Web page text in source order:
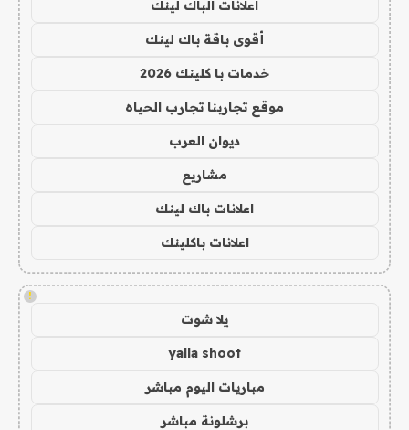
اعلانات الباك لينك
أقوى باقة باك لينك
خدمات با كلينك 2026
موقع تجاربنا تجارب الحياه
ديوان العرب
مشاريع
اعلانات باك لينك
اعلانات باكلينك
!
يلا شوت
yalla shoot
مباريات اليوم مباشر
برشلونة مباشر